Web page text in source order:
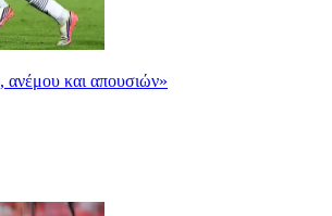
ανέμου και απουσιών»